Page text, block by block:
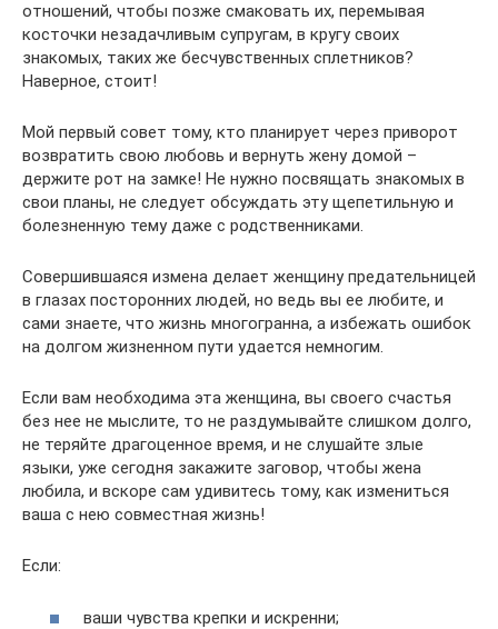
отношений, чтобы позже смаковать их, перемывая
косточки незадачливым супругам, в кругу своих
знакомых, таких же бесчувственных сплетников?
Наверное, стоит!
Мой первый совет тому, кто планирует через приворот
возвратить свою любовь и вернуть жену домой –
держите рот на замке! Не нужно посвящать знакомых в
свои планы, не следует обсуждать эту щепетильную и
болезненную тему даже с родственниками.
Совершившаяся измена делает женщину предательницей
в глазах посторонних людей, но ведь вы ее любите, и
сами знаете, что жизнь многогранна, а избежать ошибок
на долгом жизненном пути удается немногим.
Если вам необходима эта женщина, вы своего счастья
без нее не мыслите, то не раздумывайте слишком долго,
не теряйте драгоценное время, и не слушайте злые
языки, уже сегодня закажите заговор, чтобы жена
любила, и вскоре сам удивитесь тому, как измениться
ваша с нею совместная жизнь!
Если:
ваши чувства крепки и искренни;